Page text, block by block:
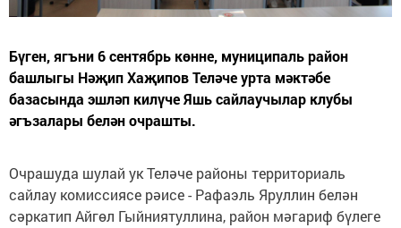
Бүген, ягъни 6 сентябрь көнне, муниципаль район
башлыгы Нәҗип Хаҗипов Теләче урта мәктәбе
базасында эшләп килүче Яшь сайлаучылар клубы
әгъзалары белән очрашты.
Очрашуда шулай ук Теләче районы территориаль
сайлау комиссиясе рәисе - Рафаэль Яруллин белән
сәркатип Айгөл Гыйниятуллина, район мәгариф бүлеге